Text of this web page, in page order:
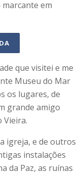
em
que visitei e me
Museu do Mar
os lugares, de
grande amigo
Vieira.
igreja, e de outros
instalações
da Paz, as ruínas